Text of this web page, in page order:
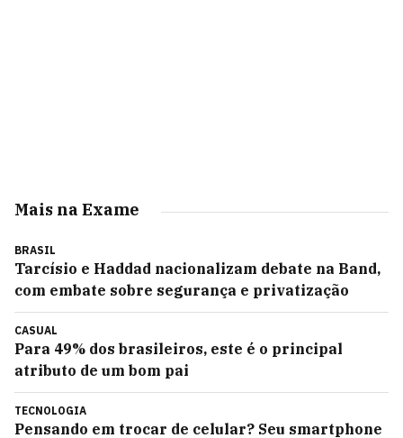
Mais na Exame
BRASIL
Tarcísio e Haddad nacionalizam debate na Band,
com embate sobre segurança e privatização
CASUAL
Para 49% dos brasileiros, este é o principal
atributo de um bom pai
TECNOLOGIA
Pensando em trocar de celular? Seu smartphone